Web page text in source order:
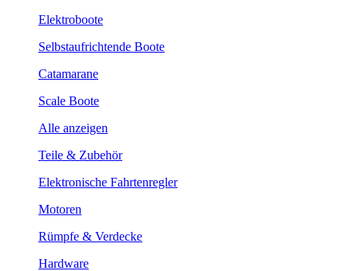
Elektroboote
Selbstaufrichtende Boote
Catamarane
Scale Boote
Alle anzeigen
Teile & Zubehör
Elektronische Fahrtenregler
Motoren
Rümpfe & Verdecke
Hardware